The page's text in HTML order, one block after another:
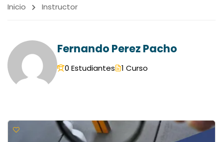
Inicio Instructor
Fernando Perez Pacho
0 Estudiantes 1 Curso